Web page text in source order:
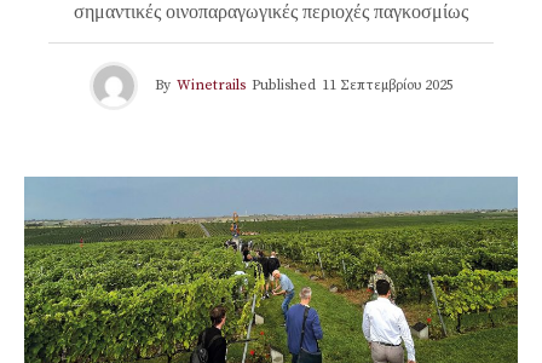
σημαντικές οινοπαραγωγικές περιοχές παγκοσμίως
By Winetrails Published 11 Σεπτεμβρίου 2025